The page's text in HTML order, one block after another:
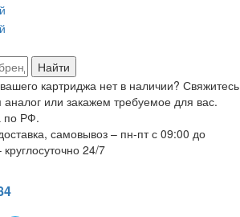
картриджа нет в наличии? Свяжитесь
или закажем требуемое для вас.
по РФ.
самовывоз – пн-пт с 09:00 до
24/7